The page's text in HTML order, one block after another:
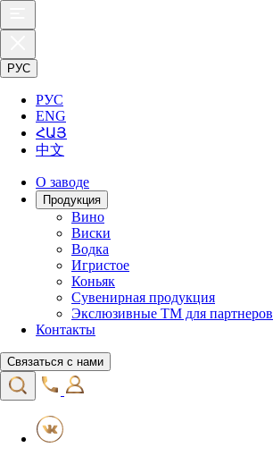
РУС
РУС
ENG
ՀԱՅ
中文
О заводе
Продукция
Вино
Виски
Водка
Игристое
Коньяк
Сувенирная продукция
Экслюзивные ТМ для партнеров
Контакты
Связаться с нами